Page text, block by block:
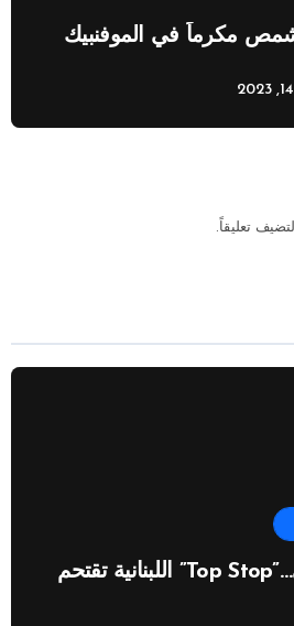
شمص مكرماً في الموفنبيك
لتضيف تعليقاً.
من بيروت إلى دبي…”Top Stop” اللبنانية تقتحم